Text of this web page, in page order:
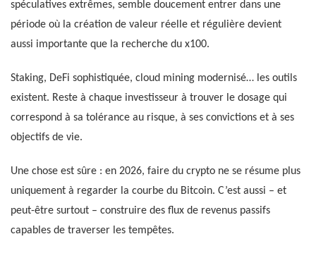
spéculatives extrêmes, semble doucement entrer dans une
période où la création de valeur réelle et régulière devient
aussi importante que la recherche du x100.
Staking, DeFi sophistiquée, cloud mining modernisé… les outils
existent. Reste à chaque investisseur à trouver le dosage qui
correspond à sa tolérance au risque, à ses convictions et à ses
objectifs de vie.
Une chose est sûre : en 2026, faire du crypto ne se résume plus
uniquement à regarder la courbe du Bitcoin. C’est aussi – et
peut-être surtout – construire des flux de revenus passifs
capables de traverser les tempêtes.